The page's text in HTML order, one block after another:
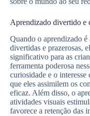
Aprendizado divertido e
Quando o aprendizado é
divertidas e prazerosas,
significativo para as
ferramenta poderosa
curiosidade e o
que eles assimilem os
eficaz. Além disso, o
atividades visuais
favorece a retenção das